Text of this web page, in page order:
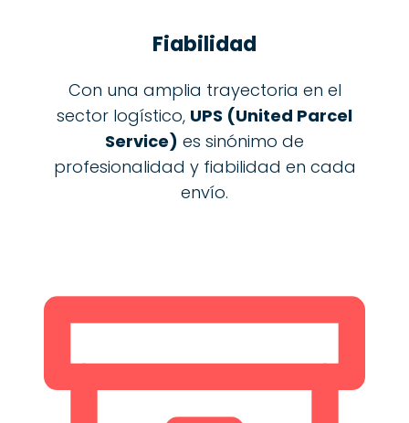
Fiabilidad
Con una amplia trayectoria en el
sector logístico, UPS (United Parcel
Service) es sinónimo de
profesionalidad y fiabilidad en cada
envío.